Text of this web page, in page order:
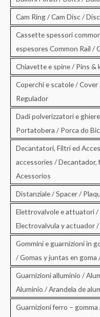
Cam Ring / Cam Disc /
Cassette spessori
espesores Common Rail /
Chiavette e spine / Pins &
Coperchi e scatole / Cover
Regulador
Dadi polverizzatori e
Portatobera / Porca do
Decantatori, Filtri ed
accessories /
Acessorios
Distanziale / Spacer /
Elettrovalvole e attuatori
Electrovalvula y actuador
Gommini e guarnizioni in
/ Gomas y juntas en goma
Guarnizioni alluminio /
Aluminio / Arandela de
Guarnizioni ferro –